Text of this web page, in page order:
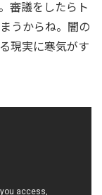
審議をしたらト
うからね。闇の
現実に寒気がす